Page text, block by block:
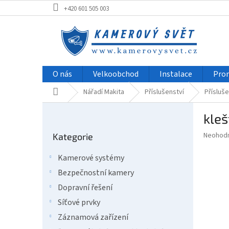
na
+420 601 505 003
O nás Velkoobchod Instalace
Domů Nářadí Makita Příslušenství
kategorie
Kategorie
Kamerové systémy
Bezpečnostní kamery
Dopravní řešení
Síťové prvky
Záznamová zařízení